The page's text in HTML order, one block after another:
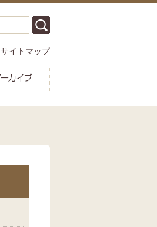
サイトマップ